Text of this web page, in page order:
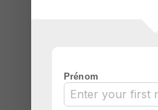
d’hygiène et de
pour assurer un